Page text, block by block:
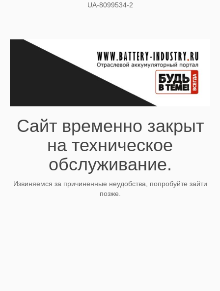
UA-8099534-2
Сайт временно закрыт
на техническое
обслуживание.
Извиняемся за причиненные неудобства, попробуйте зайти
позже.